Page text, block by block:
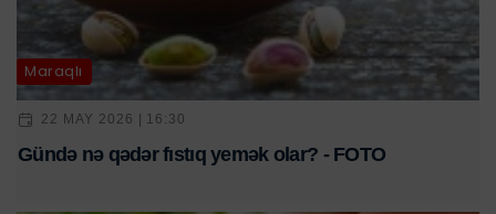
Maraqlı
22 MAY 2026 | 16:30
Gündə nə qədər fıstıq yemək olar? - FOTO